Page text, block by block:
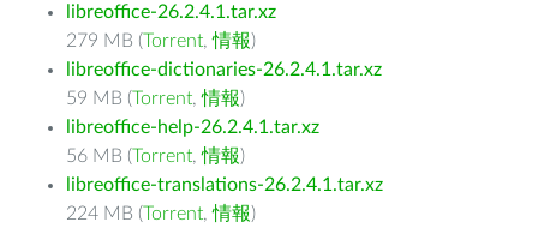
libreoffice-26.2.4.1.tar.xz
279 MB (Torrent,情報)
libreoffice-dictionaries-26.2.4.1.tar.xz
59 MB (Torrent,情報)
libreoffice-help-26.2.4.1.tar.xz
56 MB (Torrent,情報)
libreoffice-translations-26.2.4.1.tar.xz
224 MB (Torrent,情報)